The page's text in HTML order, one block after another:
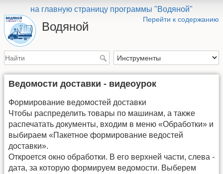
на главную страницу программы "Водяной"
Перейти к содержанию
Водяной
Ведомости доставки - видеоурок
Формирование ведомостей доставки
Чтобы распределить товары по машинам, а также
распечатать документы, входим в меню «Обработки» и
выбираем «Пакетное формирование ведостей
доставки».
Откроется окно обработки. В его верхней части, слева -
дата, за которую формируем ведомости. Выберем